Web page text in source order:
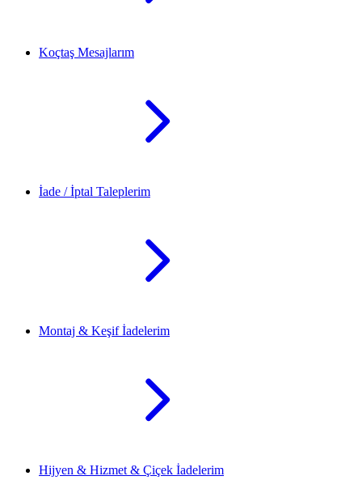
Koçtaş Mesajlarım
İade / İptal Taleplerim
Montaj & Keşif İadelerim
Hijyen & Hizmet & Çiçek İadelerim